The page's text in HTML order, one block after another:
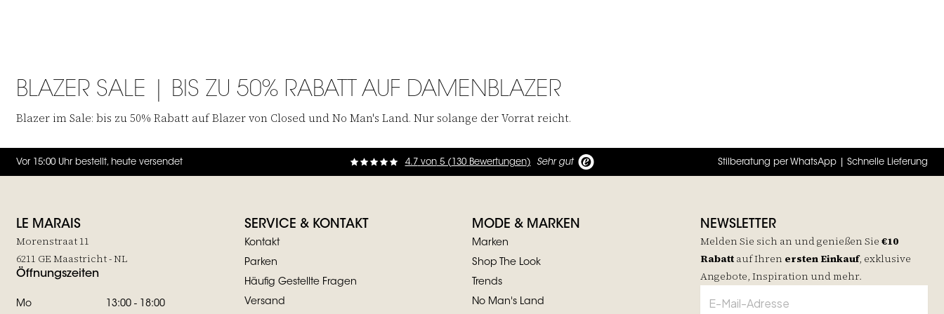
BLAZER SALE | BIS ZU 50% RABATT AUF DAMENBLAZER
Blazer im Sale: bis zu 50% Rabatt auf Blazer von Closed und No Man's Land. Nur solange der Vorrat reicht.
Vor 15:00 Uhr bestellt, heute versendet 4.7 von5 ( 130 Bewertungen) Sehr gut Stilberatung per WhatsApp | Schnelle Lieferung
LE MARAIS
Morenstraat 11
6211 GE Maastricht - NL
Öffnungszeiten
Mo 13:00 - 18:00
SERVICE & KONTAKT
Kontakt
Parken
Häufig Gestellte Fragen
Versand
MODE & MARKEN
Marken
Shop The Look
Trends
No Man's Land
NEWSLETTER
Melden Sie sich an und genießen Sie €10
Rabatt aufIhren ersten Einkauf, exklusive
Angebote, Inspiration und mehr.